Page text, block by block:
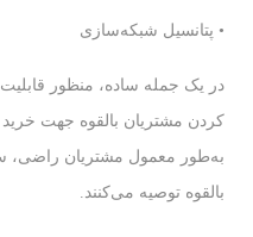
• پتانسیل شبکه‌سازی
در یک جمله ساده، منظور
كردن مشتریان بالقوه جهت
به‌طور معمول مشتریان راضی،
بالقوه توصیه می‌کنند.